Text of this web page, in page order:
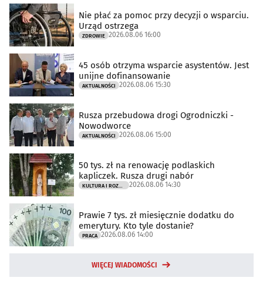
Nie płać za pomoc przy decyzji o wsparciu.
Urząd ostrzega
ZDROWIE 2026.08.06 16:00
45 osób otrzyma wsparcie asystentów. Jest
unijne dofinansowanie
AKTUALNOŚCI 2026.08.06 15:30
Rusza przebudowa drogi Ogrodniczki -
Nowodworce
AKTUALNOŚCI 2026.08.06 15:00
50 tys. zł na renowację podlaskich
kapliczek. Rusza drugi nabór
KULTURA I ROZRYWKA 2026.08.06 14:30
Prawie 7 tys. zł miesięcznie dodatku do
emerytury. Kto tyle dostanie?
PRACA 2026.08.06 14:00
WIĘCEJ WIADOMOŚCI